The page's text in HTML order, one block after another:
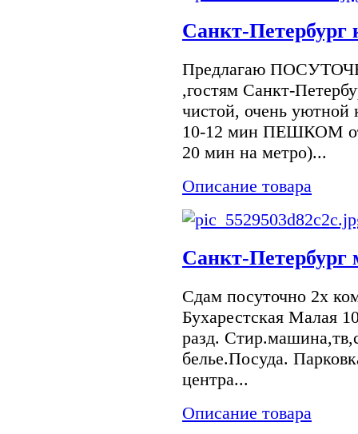
Санкт-Петербург
Предлагаю
,гостям Санкт-
чистой, очень уютной
10-12 мин ПЕШКОМ
20 мин на метро)...
Описание товара
Санкт-Петербург
Сдам посуточно 2х
Бухарестская Малая
разд.
белье.Посуда.
центра...
Описание товара